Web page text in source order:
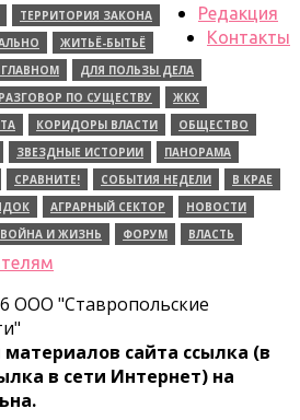
ТЕРРИТОРИЯ ЗАКОНА
ЖИТЬЁ-БЫТЬЁ
ДЛЯ ПОЛЬЗЫ ДЕЛА
РАЗГОВОР ПО СУЩЕСТВУ
ЖКХ
КОРИДОРЫ ВЛАСТИ
ОБЩЕСТВО
ЗВЕЗДНЫЕ ИСТОРИИ
ПАНОРАМА
СРАВНИТЕ! СОБЫТИЯ НЕДЕЛИ
В КРАЕ
АГРАРНЫЙ СЕКТОР
НОВОСТИ
ВОЙНА И ЖИЗНЬ ФОРУМ
ВЛАСТЬ
Редакция
Контакты
ООО "Ставропольские
сайта ссылка (в
в сети Интернет) на